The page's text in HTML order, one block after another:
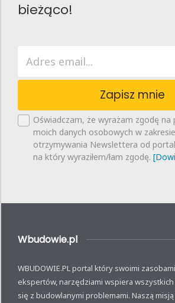
bieżąco!
Zapisz mnie
Oświadczam, że wyrażam zgodę na
moich danych osobowych w
otrzymywania Newslettera od
na który wyraziłem/łam zgodę.
Wbudowie.pl
WBUDOWIE.PL portal który swoimi
ekspertów, narzędziami wspiera
się z budowlanymi problemami. Naszą